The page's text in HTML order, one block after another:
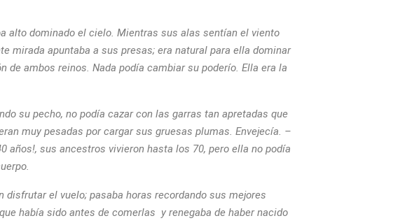
alto dominado el cielo. Mientras sus alas sentían el viento
mirada apuntaba a sus presas; era natural para ella dominar
de ambos reinos. Nada podía cambiar su poderío. Ella era la
su pecho, no podía cazar con las garras tan apretadas que
muy pesadas por cargar sus gruesas plumas. Envejecía. –
años!, sus ancestros vivieron hasta los 70, pero ella no podía
disfrutar el vuelo; pasaba horas recordando sus mejores
había sido antes de comerlas y renegaba de haber nacido